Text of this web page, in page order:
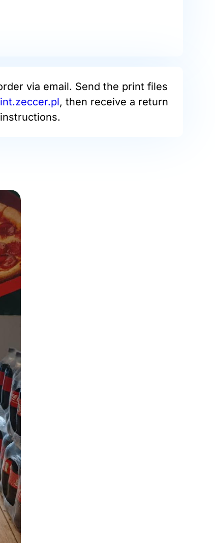
via email. Send the print files
, then receive a return